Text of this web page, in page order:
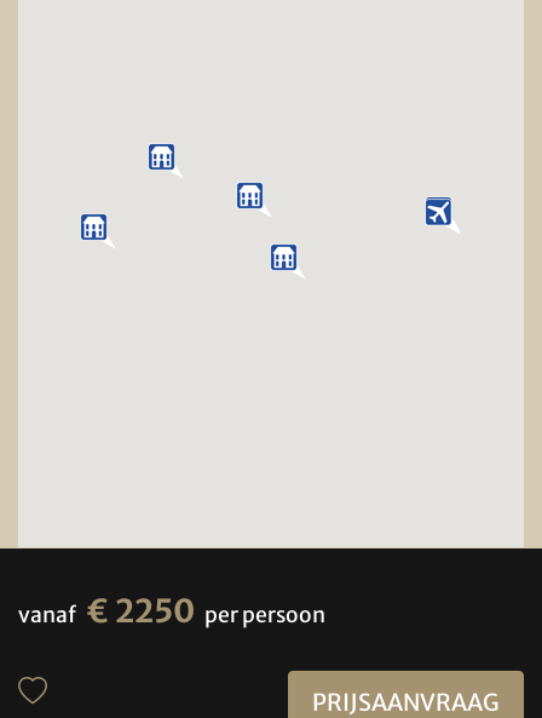
vanaf € 2250 per persoon
PRIJSAANVRAAG